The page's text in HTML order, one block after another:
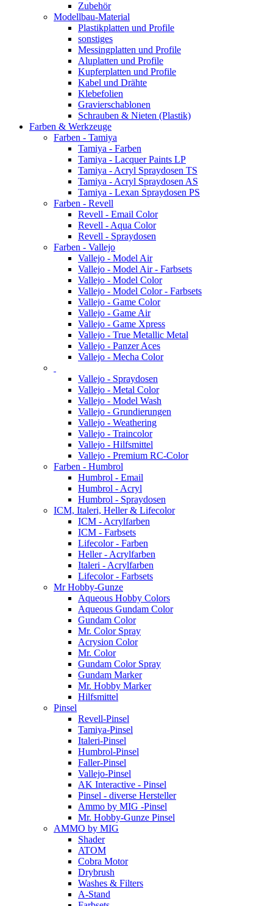
Zubehör
Modellbau-Material
Plastikplatten und Profile
sonstiges
Messingplatten und Profile
Aluplatten und Profile
Kupferplatten und Profile
Kabel und Drähte
Klebefolien
Gravierschablonen
Schrauben & Nieten (Plastik)
Farben & Werkzeuge
Farben - Tamiya
Tamiya - Farben
Tamiya - Lacquer Paints LP
Tamiya - Acryl Spraydosen TS
Tamiya - Acryl Spraydosen AS
Tamiya - Lexan Spraydosen PS
Farben - Revell
Revell - Email Color
Revell - Aqua Color
Revell - Spraydosen
Farben - Vallejo
Vallejo - Model Air
Vallejo - Model Air - Farbsets
Vallejo - Model Color
Vallejo - Model Color - Farbsets
Vallejo - Game Color
Vallejo - Game Air
Vallejo - Game Xpress
Vallejo - True Metallic Metal
Vallejo - Panzer Aces
Vallejo - Mecha Color
Vallejo - Spraydosen
Vallejo - Metal Color
Vallejo - Model Wash
Vallejo - Grundierungen
Vallejo - Weathering
Vallejo - Traincolor
Vallejo - Hilfsmittel
Vallejo - Premium RC-Color
Farben - Humbrol
Humbrol - Email
Humbrol - Acryl
Humbrol - Spraydosen
ICM, Italeri, Heller & Lifecolor
ICM - Acrylfarben
ICM - Farbsets
Lifecolor - Farben
Heller - Acrylfarben
Italeri - Acrylfarben
Lifecolor - Farbsets
Mr Hobby-Gunze
Aqueous Hobby Colors
Aqueous Gundam Color
Gundam Color
Mr. Color Spray
Acrysion Color
Mr. Color
Gundam Color Spray
Gundam Marker
Mr. Hobby Marker
Hilfsmittel
Pinsel
Revell-Pinsel
Tamiya-Pinsel
Italeri-Pinsel
Humbrol-Pinsel
Faller-Pinsel
Vallejo-Pinsel
AK Interactive - Pinsel
Pinsel - diverse Hersteller
Ammo by MIG -Pinsel
Mr. Hobby-Gunze Pinsel
AMMO by MIG
Shader
ATOM
Cobra Motor
Drybrush
Washes & Filters
A-Stand